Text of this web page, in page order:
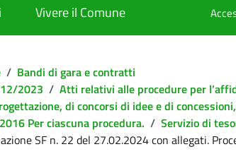
Vivere il Comune
/ Bandi di gara e contratti
2023 / Atti relativi alle procedure per
di concorsi di idee e di
Per ciascuna procedura. / Servizio di
SF n. 22 del 27.02.2024 con allegati.